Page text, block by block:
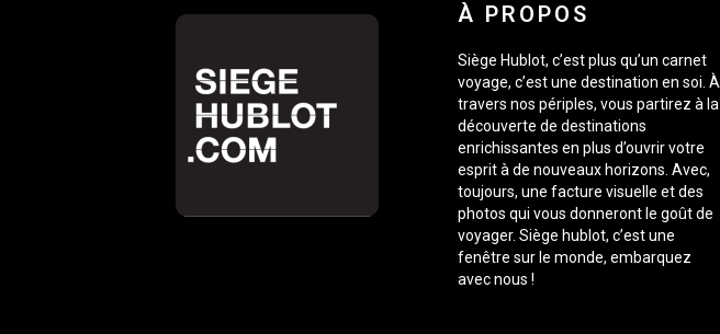
À PROPOS
Siège Hublot, c’est plus qu’un carnet
voyage, c’est une destination en soi. À
travers nos périples, vous partirez à la
découverte de destinations
enrichissantes en plus d’ouvrir votre
esprit à de nouveaux horizons. Avec,
toujours, une facture visuelle et des
photos qui vous donneront le goût de
voyager. Siège hublot, c’est une
fenêtre sur le monde, embarquez
avec nous !